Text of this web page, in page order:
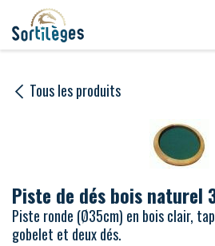
Se rendre au contenu
Tous les produits
Piste de dés bois naturel
Piste ronde (Ø35cm) en bois clair,
gobelet et deux dés.